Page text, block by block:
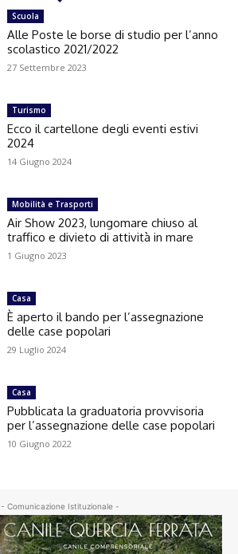
Scuola
Alle Poste le borse di studio per l’anno
scolastico 2021/2022
27 Settembre 2023
Turismo
Ecco il cartellone degli eventi estivi
2024
14 Giugno 2024
Mobilità e Trasporti
Air Show 2023, lungomare chiuso al
traffico e divieto di attività in mare
1 Giugno 2023
Casa
È aperto il bando per l’assegnazione
delle case popolari
29 Luglio 2024
Casa
Pubblicata la graduatoria provvisoria
per l’assegnazione delle case popolari
10 Giugno 2022
- Comunicazione Istituzionale -